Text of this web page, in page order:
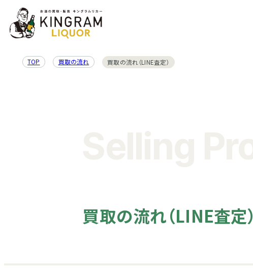
TOP 買取の流れ 買取の流れ（LINE査定）
買取の流れ（LINE査定）